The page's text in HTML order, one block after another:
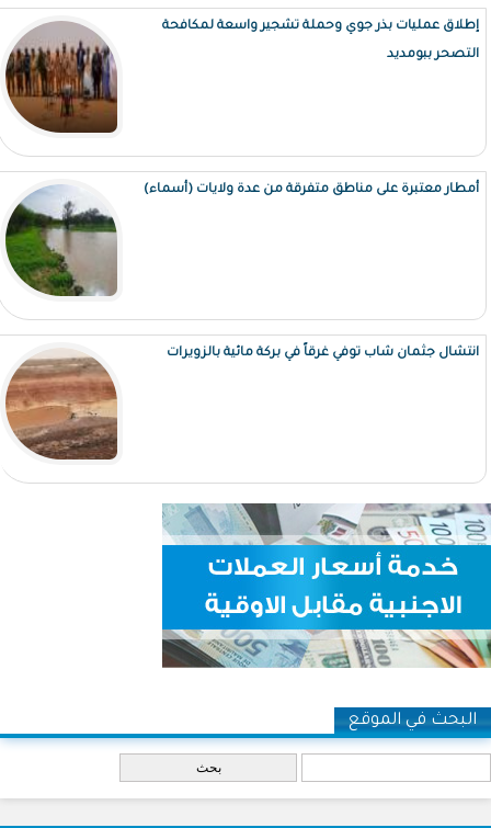
إطلاق عمليات بذر جوي وحملة تشجير واسعة لمكافحة
التصحر ببومديد
أمطار معتبرة على مناطق متفرقة من عدة ولايات (أسماء)
انتشال جثمان شاب توفي غرقاً في بركة مائية بالزويرات
البحث في الموقع